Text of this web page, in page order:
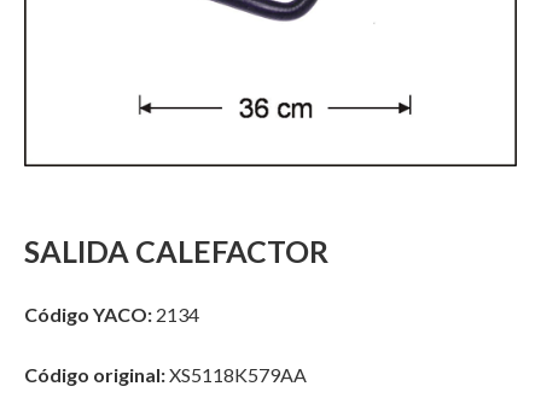
SALIDA CALEFACTOR
Código YACO: 2134
Código original:XS5118K579AA